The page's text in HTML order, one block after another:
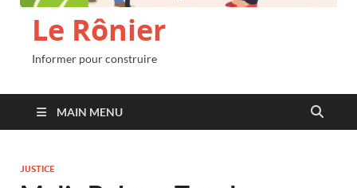
Le Rônier
Informer pour construire
MAIN MENU
JUSTICE